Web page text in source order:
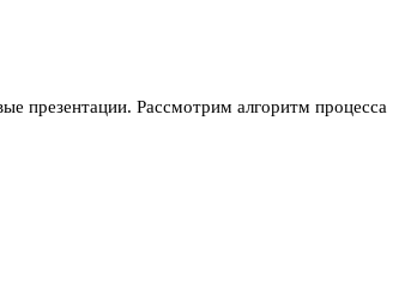
презентации. Рассмотрим алгоритм процесса